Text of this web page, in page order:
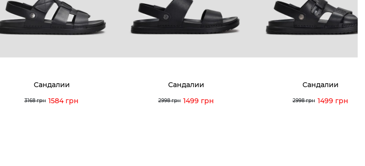
Сандалии
3168 грн 1584 грн
Сандалии
2998 грн 1499 грн
Сандалии
2998 грн 1499 грн